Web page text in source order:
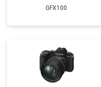
GFX100